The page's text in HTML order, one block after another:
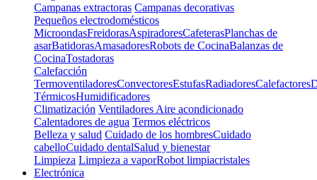
Campanas extractoras Campanas decorativas
Pequeños electrodomésticos
MicroondasFreidorasAspiradoresCafeterasPlanchas de
asarBatidorasAmasadoresRobots de CocinaBalanzas de
CocinaTostadoras
Calefacción
TermoventiladoresConvectoresEstufasRadiadoresCalefactores
TérmicosHumidificadores
Climatización Ventiladores Aire acondicionado
Calentadores de agua Termos eléctricos
Belleza y salud Cuidado de los hombresCuidado
cabelloCuidado dentalSalud y bienestar
Limpieza Limpieza a vaporRobot limpiacristales
Electrónica